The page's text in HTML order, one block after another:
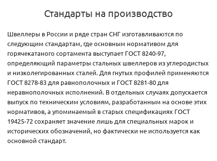
Стандарты на производство
Швеллеры в России и ряде стран СНГ изготавливаются по
следующим стандартам, где основным нормативом для
горячекатаного сортамента выступает ГОСТ 8240-97,
определяющий параметры стальных швеллеров из углеродистых
и низколегированных сталей. Для гнутых профилей применяются
ГОСТ 8278-83 для равнополочных и ГОСТ 8281-80 для
неравнополочных исполнений. В отдельных случаях допускается
выпуск по техническим условиям, разработанным на основе этих
нормативов, а упоминаемый в старых спецификациях ГОСТ
19425-72 сохраняет значение лишь для специальных марок и
исторических обозначений, но фактически не используется как
основной стандарт.